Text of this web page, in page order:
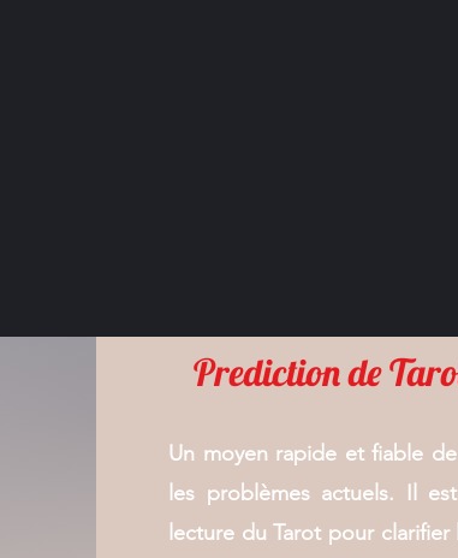
Prediction de
Un moyen rapide et fiable
les problèmes actuels. Il
lecture du Tarot pour